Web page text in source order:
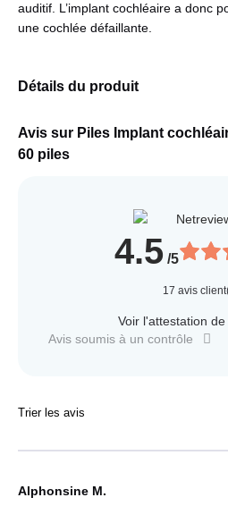
auditif. L’implant cochléaire a donc
une cochlée défaillante.
Détails du produit
Avis sur Piles Implant
60 piles
4.5 /5
17 avis
Voir l'attestation
Avis soumis à un contrôle
Trier les avis
Alphonsine M.